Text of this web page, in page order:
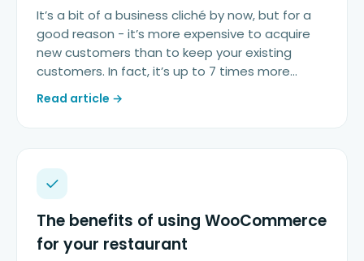
It’s a bit of a business cliché by now, but for a
good reason - it’s more expensive to acquire
new customers than to keep your existing
customers. In fact, it’s up to 7 times more…
Read article →
The benefits of using WooCommerce
for your restaurant